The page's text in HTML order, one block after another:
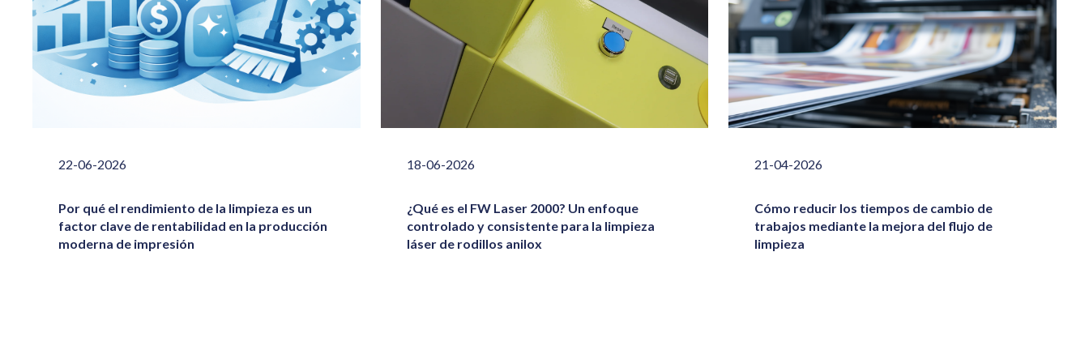
22-06-2026
Por qué el rendimiento de la limpieza es un
factor clave de rentabilidad en la producción
moderna de impresión
18-06-2026
¿Qué es el FW Laser 2000? Un enfoque
controlado y consistente para la limpieza
láser de rodillos anilox
21-04-2026
Cómo reducir los tiempos de cambio de
trabajos mediante la mejora del flujo de
limpieza